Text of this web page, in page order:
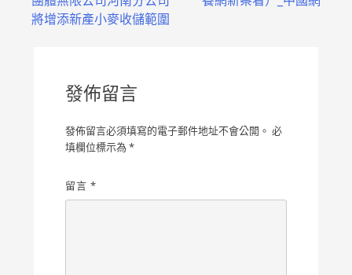
將增添新產小麥收儲範圍
發佈留言
發佈留言必須填寫的電子郵件地址不會公開。 必
填欄位標示為 *
留言 *